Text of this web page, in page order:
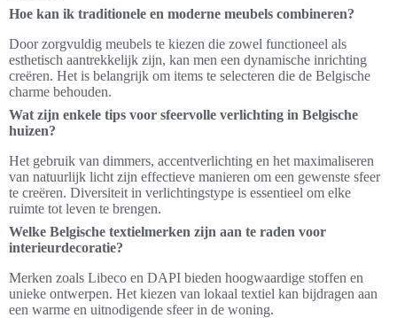
Hoe kan ik traditionele en moderne meubels combineren?
Door zorgvuldig meubels te kiezen die zowel functioneel als
esthetisch aantrekkelijk zijn, kan men een dynamische inrichting
creëren. Het is belangrijk om items te selecteren die de Belgische
charme behouden.
Wat zijn enkele tips voor sfeervolle verlichting in Belgische
huizen?
Het gebruik van dimmers, accentverlichting en het maximaliseren
van natuurlijk licht zijn effectieve manieren om een gewenste sfeer
te creëren. Diversiteit in verlichtingstype is essentieel om elke
ruimte tot leven te brengen.
Welke Belgische textielmerken zijn aan te raden voor
interieurdecoratie?
Merken zoals Libeco en DAPI bieden hoogwaardige stoffen en
unieke ontwerpen. Het kiezen van lokaal textiel kan bijdragen aan
een warme en uitnodigende sfeer in de woning.